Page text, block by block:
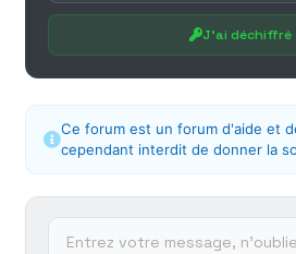
J'ai déchiffré
Ce forum est un forum d'aide et
cependant interdit de donner la